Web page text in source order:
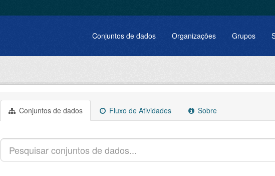
Conjuntos de dados Organizações Grupos
Conjuntos de dados Fluxo de Atividades Sobre